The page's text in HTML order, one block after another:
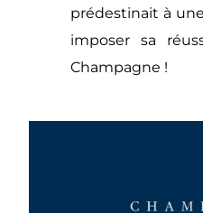
prédestinait à
imposer sa
Champagne !